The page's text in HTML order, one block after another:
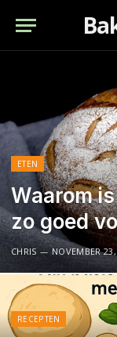
ETEN
Waarom
zo goed
CHRIS NOVEMBER
RECEPTEN